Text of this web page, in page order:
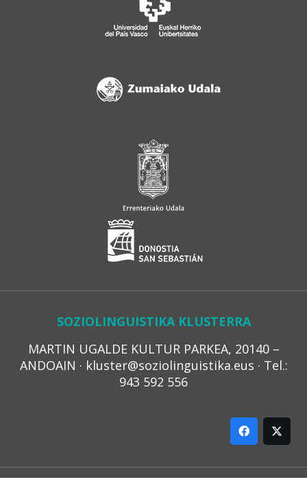
SOZIOLINGUISTIKA KLUSTERRA
MARTIN UGALDE KULTUR PARKEA, 20140 –
ANDOAIN · kluster@soziolinguistika.eus · Tel.:
943 592 556